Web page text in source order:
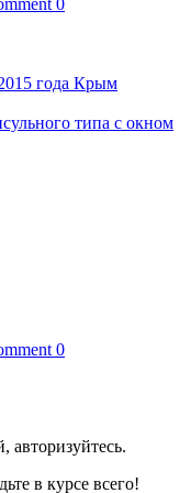
0
типа с окном
0
авторизуйтесь.
в курсе всего!